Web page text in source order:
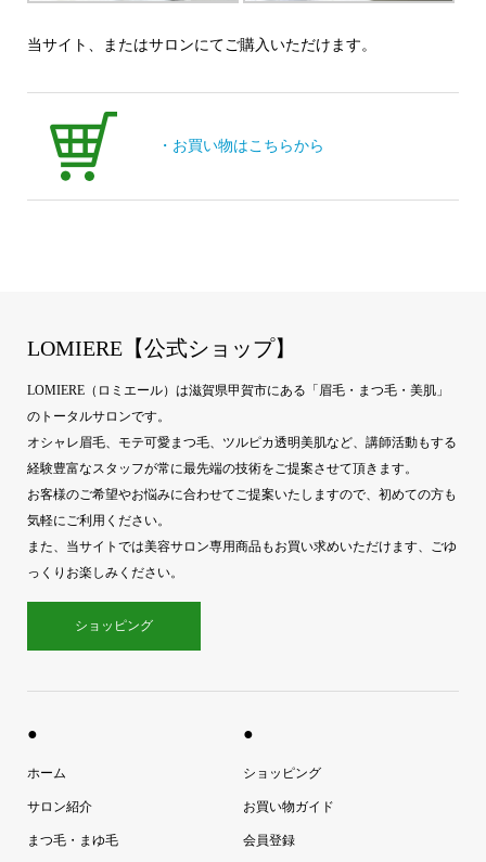
当サイト、またはサロンにてご購入いただけます。
・お買い物はこちらから
LOMIERE【公式ショップ】
LOMIERE（ロミエール）は滋賀県甲賀市にある「眉毛・まつ毛・美肌」
のトータルサロンです。
オシャレ眉毛、モテ可愛まつ毛、ツルピカ透明美肌など、講師活動もする
経験豊富なスタッフが常に最先端の技術をご提案させて頂きます。
お客様のご希望やお悩みに合わせてご提案いたしますので、初めての方も
気軽にご利用ください。
また、当サイトでは美容サロン専用商品もお買い求めいただけます、ごゆ
っくりお楽しみください。
ショッピング
●
ホーム
サロン紹介
まつ毛・まゆ毛
●
ショッピング
お買い物ガイド
会員登録